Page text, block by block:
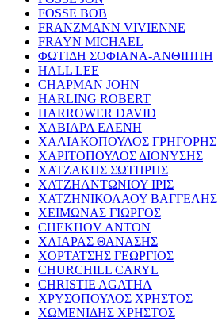
FOSSE BOB
FRANZMANN VIVIENNE
FRAYN MICHAEL
ΦΩΤΙΔΗ ΣΟΦΙΑΝΑ-ΑΝΘΙΠΠΗ
HALL LEE
CHAPMAN JOHN
HARLING ROBERT
HARROWER DAVID
ΧΑΒΙΑΡΑ ΕΛΕΝΗ
ΧΑΛΙΑΚΟΠΟΥΛΟΣ ΓΡΗΓΟΡΗΣ
ΧΑΡΙΤΟΠΟΥΛΟΣ ΔΙΟΝΥΣΗΣ
ΧΑΤΖΑΚΗΣ ΣΩΤΗΡΗΣ
ΧΑΤΖΗΑΝΤΩΝΙΟΥ ΙΡΙΣ
ΧΑΤΖΗΝΙΚΟΛΑΟΥ ΒΑΓΓΕΛΗΣ
ΧΕΙΜΩΝΑΣ ΓΙΩΡΓΟΣ
CHEKHOV ANTON
ΧΛΙΑΡΑΣ ΘΑΝΑΣΗΣ
ΧΟΡΤΑΤΣΗΣ ΓΕΩΡΓΙΟΣ
CHURCHILL CARYL
CHRISTIE AGATHA
ΧΡΥΣΟΠΟΥΛΟΣ ΧΡΗΣΤΟΣ
ΧΩΜΕΝΙΔΗΣ ΧΡΗΣΤΟΣ